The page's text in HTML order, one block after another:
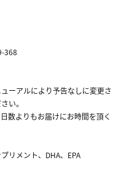
368
ーアルにより予告なしに変更さ
い。
数よりもお届けにお時間を頂く
リメント、DHA、EPA